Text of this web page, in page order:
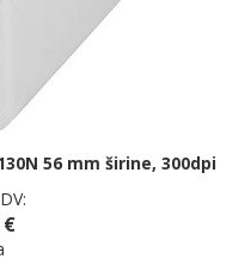
56 mm širine, 300dpi
€